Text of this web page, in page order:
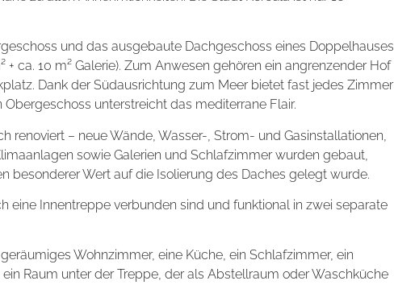
und das ausgebaute Dachgeschoss eines Doppelhauses
+ ca. 10 m² Galerie). Zum Anwesen gehören ein angrenzender Hof
Dank der Südausrichtung zum Meer bietet fast jedes Zimmer
unterstreicht das mediterrane Flair.
renoviert – neue Wände, Wasser-, Strom- und Gasinstallationen,
sowie Galerien und Schlafzimmer wurden gebaut,
besonderer Wert auf die Isolierung des Daches gelegt wurde.
eine Innentreppe verbunden sind und funktional in zwei separate
Wohnzimmer, eine Küche, ein Schlafzimmer, ein
Raum unter der Treppe, der als Abstellraum oder Waschküche